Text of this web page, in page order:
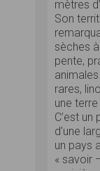
mètres
Son
sèches
pente,
rares,
une
C’est
d’une
un pays
« savoir